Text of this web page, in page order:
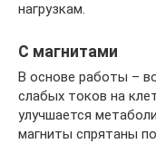
нагрузкам.
С магнитами
В основе работы –
слабых токов на
улучшается
магниты спрятаны